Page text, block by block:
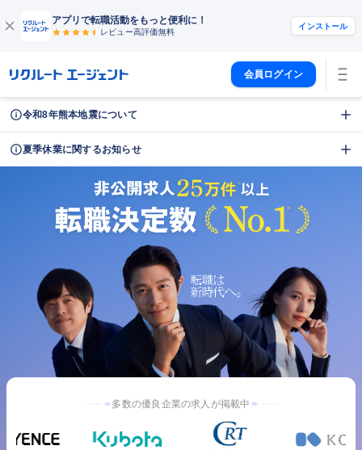
アプリで転職活動をもっと便利に！
レビュー高評価無料
インストール
会員ログイン
令和8年熊本地震について
夏季休業に関するお知らせ
多数の優良企業の求人が掲載中